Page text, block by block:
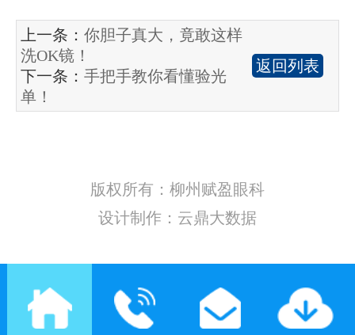
上一条： 你胆子真大，竟敢这样
洗OK镜！
下一条： 手把手教你看懂验光
单！
返回列表
版权所有：柳州赋盈眼科
设计制作：云鼎大数据